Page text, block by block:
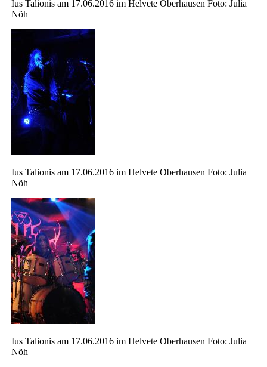
Ius Talionis am 17.06.2016 im Helvete Oberhausen Foto: Julia
Nöh
Ius Talionis am 17.06.2016 im Helvete Oberhausen Foto: Julia
Nöh
Ius Talionis am 17.06.2016 im Helvete Oberhausen Foto: Julia
Nöh